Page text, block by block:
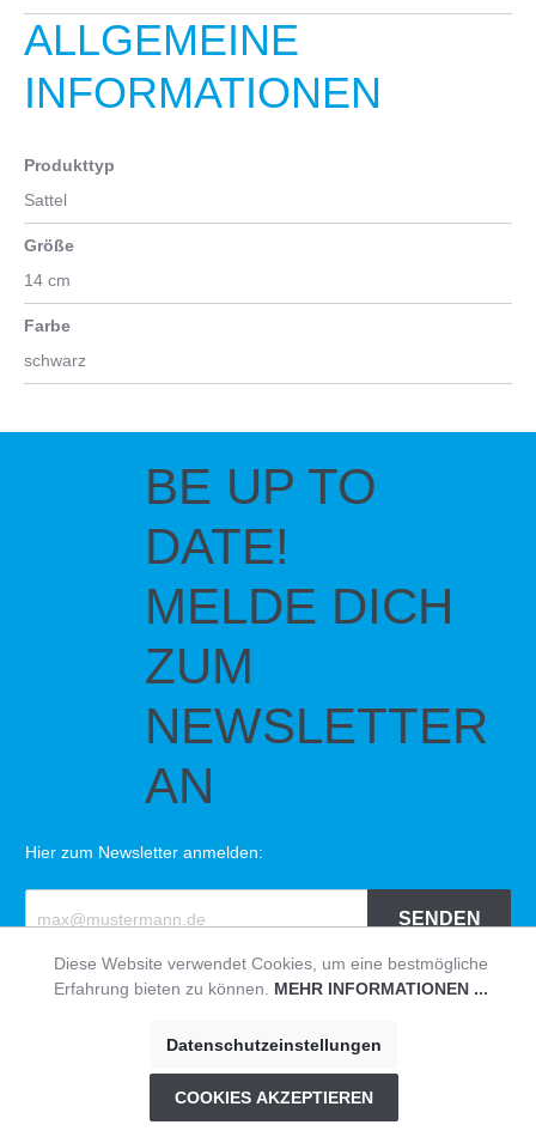
ALLGEMEINE
INFORMATIONEN
Produkttyp
Sattel
Größe
14 cm
Farbe
schwarz
BE UP TO
DATE!
MELDE DICH
ZUM
NEWSLETTER
AN
Hier zum Newsletter anmelden:
SENDEN
Diese Website verwendet Cookies, um eine bestmögliche
Erfahrung bieten zu können. MEHR INFORMATIONEN ...
Datenschutzeinstellungen
COOKIES AKZEPTIEREN